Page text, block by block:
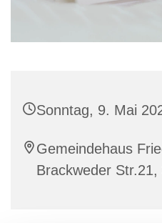
Sonntag, 9. Mai
Gemeindehaus
Brackweder